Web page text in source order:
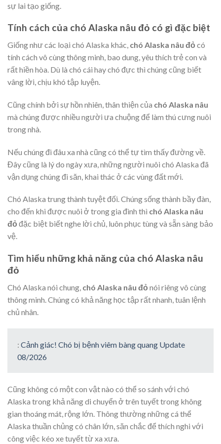
sự lai tạo giống.
Tính cách của chó Alaska nâu đỏ có gì đặc biệt
Giống như các loại chó Alaska khác, chó Alaska nâu đỏ có
tính cách vô cùng thông minh, bao dung, yêu thích trẻ con và
rất hiền hòa. Dù là chó cái hay chó đực thì chúng cũng biết
vâng lời, chịu khó tập luyện.
Cũng chính bởi sự hồn nhiên, thân thiện của chó Alaska nâu
mà chúng được nhiều người ưa chuộng để làm thú cưng nuôi
trong nhà.
Nếu chúng đi đâu xa nhà cũng có thể tự tìm thấy đường về.
Đây cũng là lý do ngày xưa, những người nuôi chó Alaska đã
vận dụng chúng đi săn, khai thác ở các vùng đất mới.
Chó Alaska trung thành tuyệt đối. Chúng sống thành bầy đàn,
cho đến khi được nuôi ở trong gia đình thì chó Alaska nâu
đỏ đặc biệt biết nghe lời chủ, luôn phục tùng và sẵn sàng bảo
vệ.
Tìm hiểu những khả năng của chó Alaska nâu
đỏ
Chó Alaska nói chung, chó Alaska nâu đỏ nói riêng vô cùng
thông minh. Chúng có khả năng học tập rất nhanh, tuân lệnh
chủ nhân.
: Cảnh giác! Chó bị bệnh viêm bàng quang Update
08/2026
Cũng không có một con vật nào có thể so sánh với chó
Alaska trong khả năng di chuyển ở trên tuyết trong không
gian thoáng mát, rộng lớn. Thông thường những cá thể
Alaska thuần chủng có chân lớn, săn chắc để thích nghi với
công việc kéo xe tuyết từ xa xưa.